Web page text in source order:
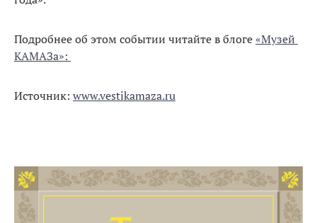
Подробнее об этом событии читайте в блоге«Музей
КАМАЗа»:
Источник: www.vestikamaza.ru